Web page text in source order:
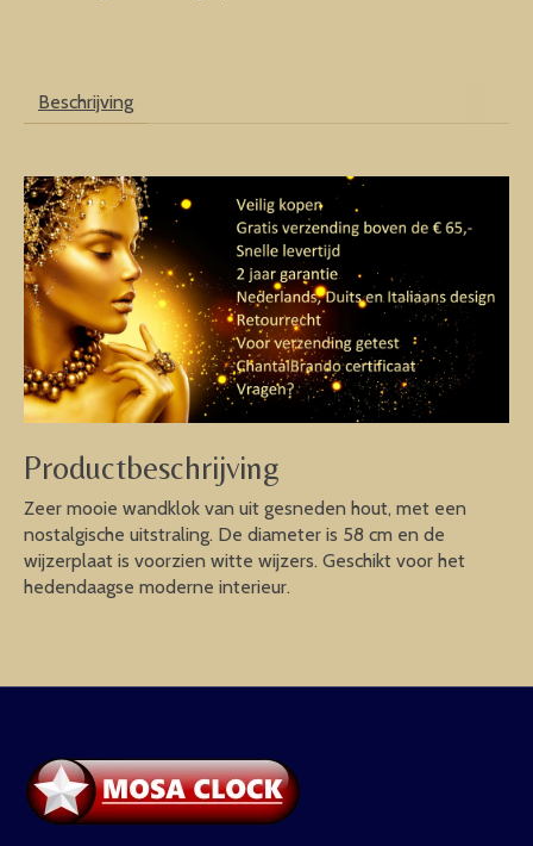
Beschrijving
Productbeschrijving
Zeer mooie wandklok van uit gesneden hout, met een
nostalgische uitstraling. De diameter is 58 cm en de
wijzerplaat is voorzien witte wijzers. Geschikt voor het
hedendaagse moderne interieur.